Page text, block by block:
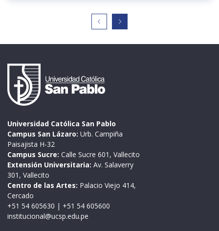
Universidad Católica San Pablo
Campus San Lázaro: Urb. Campiña
Paisajista H-32
Campus Sucre: Calle Sucre 601, Vallecito
Extensión Universitaria: Av. Salaverry
301, Vallecito
Centro de las Artes: Palacio Viejo 414,
Cercado
+51 54 605630 | +51 54 605600
institucional@ucsp.edu.pe